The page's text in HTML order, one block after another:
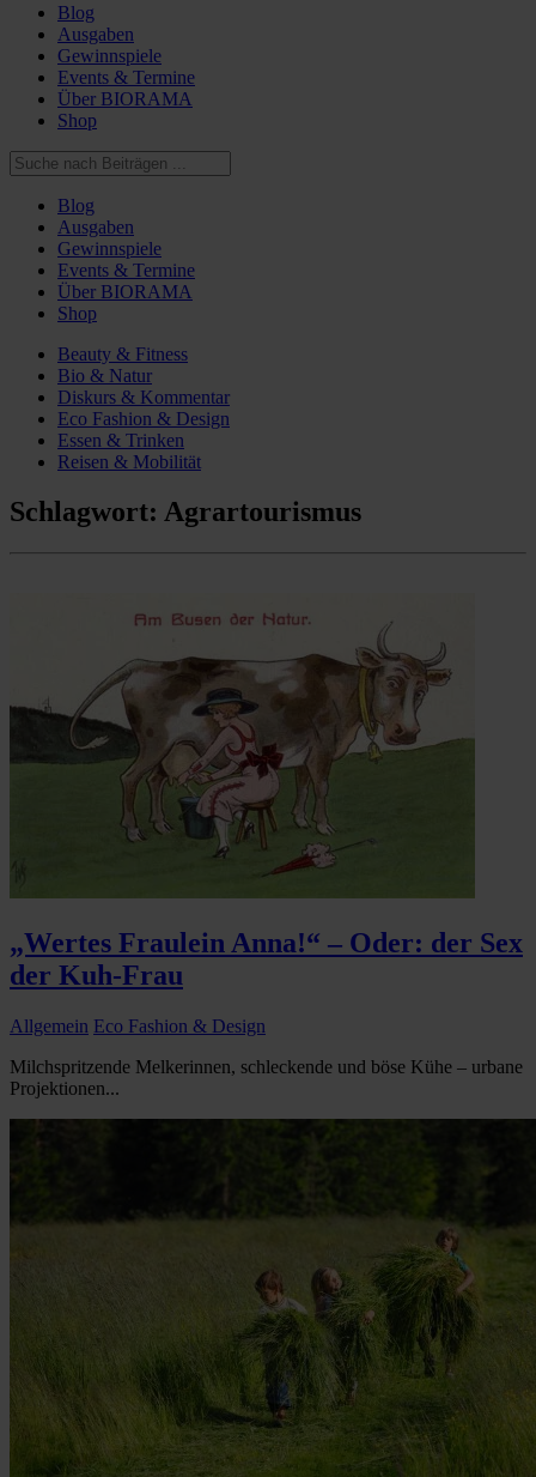
Blog
Ausgaben
Gewinnspiele
Events & Termine
Über BIORAMA
Shop
Blog
Ausgaben
Gewinnspiele
Events & Termine
Über BIORAMA
Shop
Beauty & Fitness
Bio & Natur
Diskurs & Kommentar
Eco Fashion & Design
Essen & Trinken
Reisen & Mobilität
Schlagwort: Agrartourismus
„Wertes Fraulein Anna!“ – Oder: der Sex
der Kuh-Frau
Allgemein Eco Fashion & Design
Milchspritzende Melkerinnen, schleckende und böse Kühe – urbane
Projektionen...